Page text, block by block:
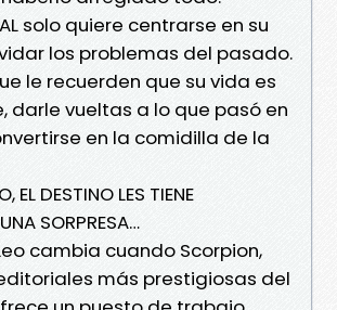
solo quiere centrarse en su
los problemas del pasado.
le recuerden que su vida es
darle vueltas a lo que pasó en
en la comidilla de la
EL DESTINO LES TIENE
SORPRESA…
cambia cuando Scorpion,
más prestigiosas del